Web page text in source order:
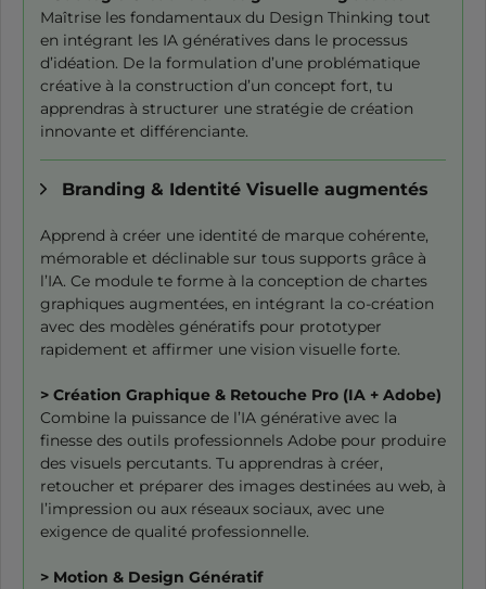
Maîtrise les fondamentaux du Design Thinking tout
en intégrant les IA génératives dans le processus
d’idéation. De la formulation d’une problématique
créative à la construction d’un concept fort, tu
apprendras à structurer une stratégie de création
innovante et différenciante.
Branding & Identité Visuelle augmentés
Apprend à créer une identité de marque cohérente,
mémorable et déclinable sur tous supports grâce à
l’IA. Ce module te forme à la conception de chartes
graphiques augmentées, en intégrant la co-création
avec des modèles génératifs pour prototyper
rapidement et affirmer une vision visuelle forte.
> Création Graphique & Retouche Pro (IA + Adobe)
Combine la puissance de l’IA générative avec la
finesse des outils professionnels Adobe pour produire
des visuels percutants. Tu apprendras à créer,
retoucher et préparer des images destinées au web, à
l’impression ou aux réseaux sociaux, avec une
exigence de qualité professionnelle.
> Motion & Design Génératif